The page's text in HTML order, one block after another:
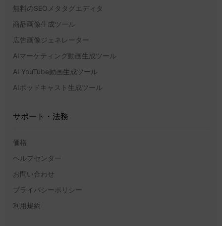
無料のSEOメタタグエディタ
商品画像生成ツール
広告画像ジェネレーター
AIマーケティング動画生成ツール
AI YouTube動画生成ツール
AIポッドキャスト生成ツール
サポート・法務
価格
ヘルプセンター
お問い合わせ
プライバシーポリシー
利用規約